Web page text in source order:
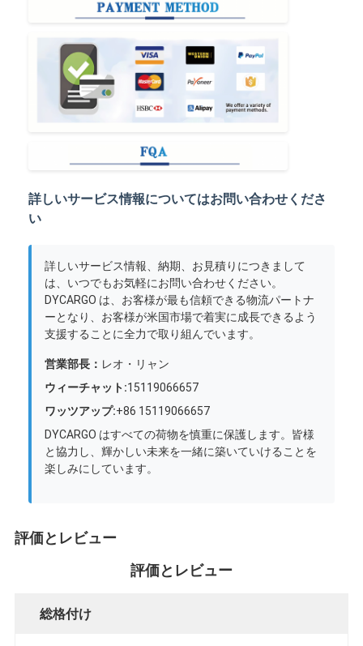
詳しいサービス情報についてはお問い合わせくださ
い
詳しいサービス情報、納期、お見積りにつきまして
は、いつでもお気軽にお問い合わせください。
DYCARGO は、お客様が最も信頼できる物流パートナ
ーとなり、お客様が米国市場で着実に成長できるよう
支援することに全力で取り組んでいます。
営業部長： レオ・リャン
ウィーチャット:15119066657
ワッツアップ:+86 15119066657
DYCARGO はすべての荷物を慎重に保護します。皆様
と協力し、輝かしい未来を一緒に築いていけることを
楽しみにしています。
評価とレビュー
評価とレビュー
総格付け